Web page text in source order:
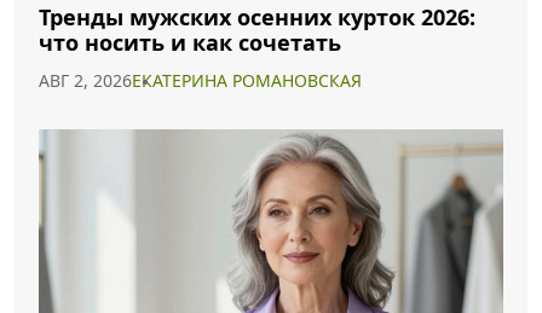
Тренды мужских осенних курток 2026:
что носить и как сочетать
АВГ 2, 2026ЕКАТЕРИНА РОМАНОВСКАЯ